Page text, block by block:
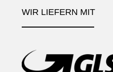
WIR LIEFERN MIT